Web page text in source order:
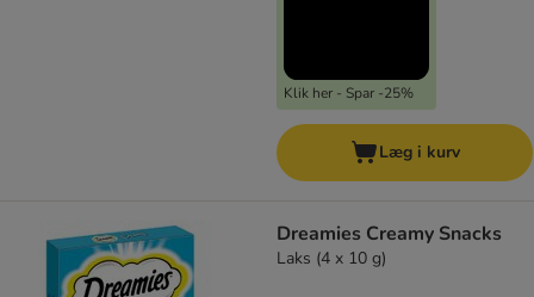
Klik her - Spar -25%
Læg i kurv
Dreamies Creamy Snacks
Laks (4 x 10 g)